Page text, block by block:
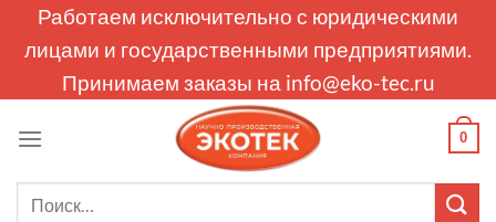
Работаем исключительно с юридическими
лицами и государственными предприятиями.
Принимаем заказы на info@eko-tec.ru
0